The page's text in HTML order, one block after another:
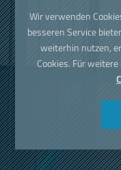
Wir verwenden
besseren Service
weiterhin nutzen,
Cookies. Für